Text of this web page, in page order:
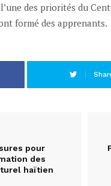
des priorités du
formé des apprenants.
pour
des
haïtien